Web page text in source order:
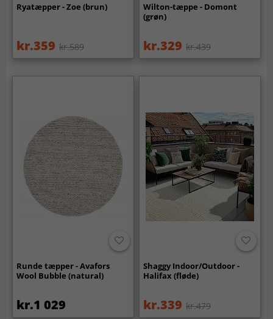
Ryatæpper - Zoe (brun)
kr.359 kr.589
Wilton-tæppe - Domont
(grøn)
kr.329 kr.439
Runde tæpper - Avafors
Wool Bubble (natural)
kr.1 029
Shaggy Indoor/Outdoor -
Halifax (fløde)
kr.339 kr.479